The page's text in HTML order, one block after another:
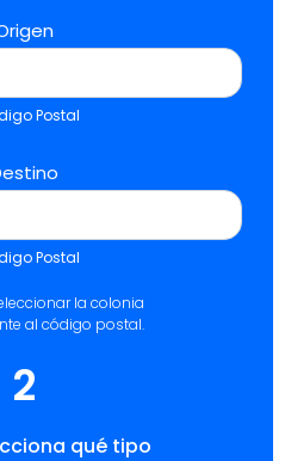
Postal
Postal
la colonia
al código postal.
2
qué tipo